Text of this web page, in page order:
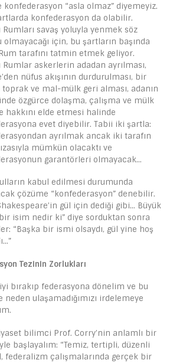
konfederasyon “asla olmaz” diyemeyiz.
konfederasyon da olabilir.
Rumları savaş yoluyla yenmek söz
olmayacağı için, bu şartların başında
Rum tarafını tatmin etmek geliyor.
Rumlar askerlerin adadan ayrılması,
nüfus akışının durdurulması, bir
ve mal-mülk geri alması, adanın
özgürce dolaşma, çalışma ve mülk
hakkını elde etmesi halinde
evet diyebilir. Tabii iki şartla:
ayrılmak ancak iki tarafın
mümkün olacaktı ve
garantörleri olmayacak…
kabul edilmesi durumunda
çözüme “konfederasyon” denebilir.
gül için dediği gibi… Büyük
isim nedir ki” diye sorduktan sonra
“Başka bir ismi olsaydı, gül yine hoş
Tezinin Zorlukları
bırakıp federasyona dönelim ve bu
neden ulaşamadığımızı irdelemeye
bilimci Prof. Corry’nin anlamlı bir
başlayalım: “Temiz, tertipli, düzenli
federalizm çalışmalarında gerçek bir